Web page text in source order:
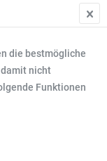
die bestmögliche
nicht
Funktionen